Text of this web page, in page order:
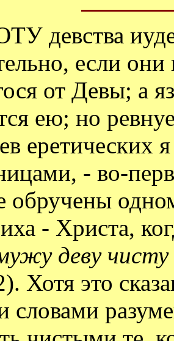
девства
если
от Девы; а
ею; но
еретических я
- во-
обручены
- Христа,
деву
Хотя это
словами